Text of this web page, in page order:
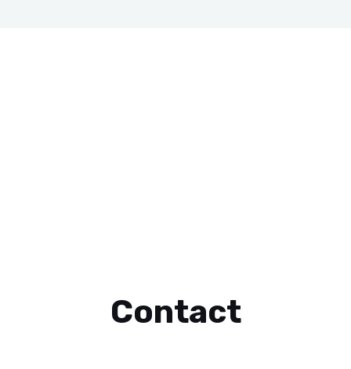
Contact